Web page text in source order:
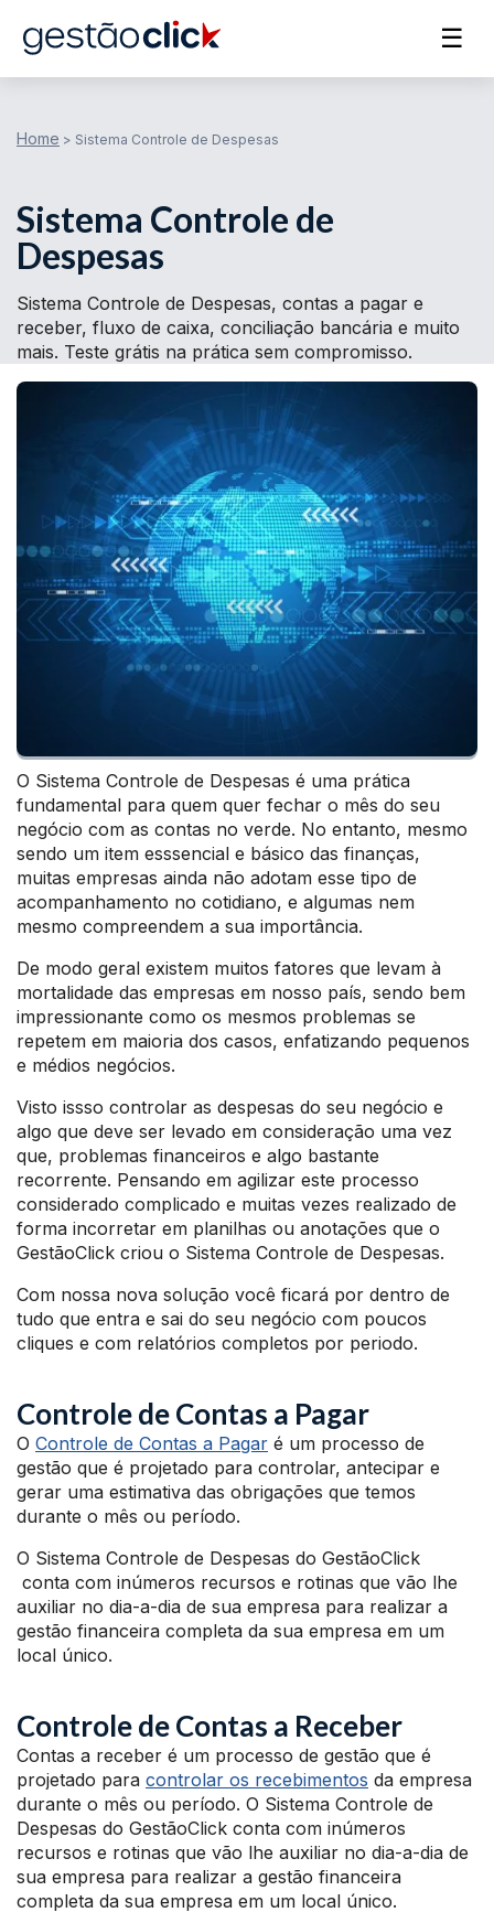
☰
Home > Sistema Controle de Despesas
Sistema Controle de
Despesas
Sistema Controle de Despesas, contas a pagar e
receber, fluxo de caixa, conciliação bancária e muito
mais. Teste grátis na prática sem compromisso.
O Sistema Controle de Despesas é uma prática
fundamental para quem quer fechar o mês do seu
negócio com as contas no verde. No entanto, mesmo
sendo um item esssencial e básico das finanças,
muitas empresas ainda não adotam esse tipo de
acompanhamento no cotidiano, e algumas nem
mesmo compreendem a sua importância.
De modo geral existem muitos fatores que levam à
mortalidade das empresas em nosso país, sendo bem
impressionante como os mesmos problemas se
repetem em maioria dos casos, enfatizando pequenos
e médios negócios.
Visto issso controlar as despesas do seu negócio e
algo que deve ser levado em consideração uma vez
que, problemas financeiros e algo bastante
recorrente. Pensando em agilizar este processo
considerado complicado e muitas vezes realizado de
forma incorretar em planilhas ou anotações que o
GestãoClick criou o Sistema Controle de Despesas.
Com nossa nova solução você ficará por dentro de
tudo que entra e sai do seu negócio com poucos
cliques e com relatórios completos por periodo.
Controle de Contas a Pagar
O Controle de Contas a Pagar é um processo de
gestão que é projetado para controlar, antecipar e
gerar uma estimativa das obrigações que temos
durante o mês ou período.
O Sistema Controle de Despesas do GestãoClick
conta com inúmeros recursos e rotinas que vão lhe
auxiliar no dia-a-dia de sua empresa para realizar a
gestão financeira completa da sua empresa em um
local único.
Controle de Contas a Receber
Contas a receber é um processo de gestão que é
projetado para controlar os recebimentos da empresa
durante o mês ou período. O Sistema Controle de
Despesas do GestãoClick conta com inúmeros
recursos e rotinas que vão lhe auxiliar no dia-a-dia de
sua empresa para realizar a gestão financeira
completa da sua empresa em um local único.